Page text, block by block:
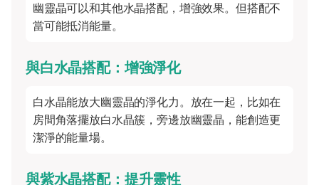
幽靈晶可以和其他水晶搭配，增強效果。但搭配不
當可能抵消能量。
與白水晶搭配：增強淨化
白水晶能放大幽靈晶的淨化力。放在一起，比如在
房間角落擺放白水晶簇，旁邊放幽靈晶，能創造更
潔淨的能量場。
與紫水晶搭配：提升靈性